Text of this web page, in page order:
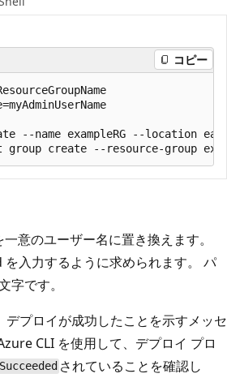
コピー
--name exampleRG --location
一意のユーザー名に置き換えます。
入力するように求められます。 パ
字です。
デプロイが成功したことを示すメッセ
CLI を使用して、デプロイ プロ
Succeeded されていることを確認し